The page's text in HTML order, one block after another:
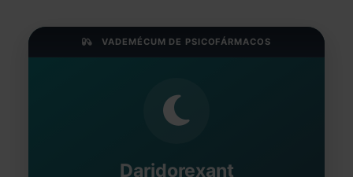
VADEMÉCUM DE PSICOFÁRMACOS
Daridorexant